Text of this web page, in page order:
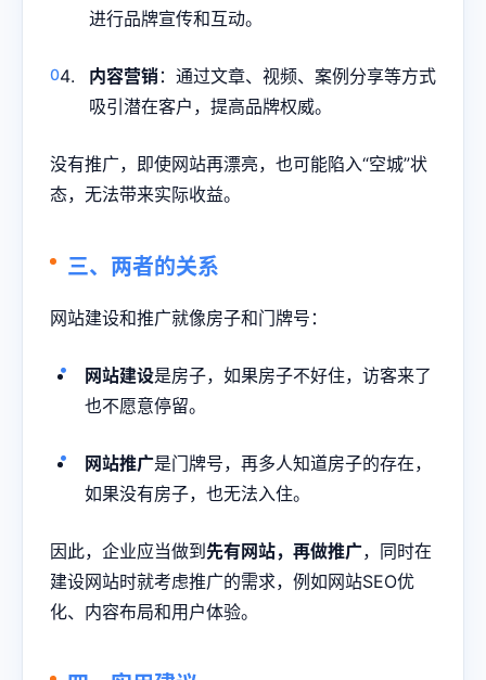
进行品牌宣传和互动。
内容营销：通过文章、视频、案例分享等方式
吸引潜在客户，提高品牌权威。
没有推广，即使网站再漂亮，也可能陷入“空城”状
态，无法带来实际收益。
三、两者的关系
网站建设和推广就像房子和门牌号：
网站建设是房子，如果房子不好住，访客来了
也不愿意停留。
网站推广是门牌号，再多人知道房子的存在，
如果没有房子，也无法入住。
因此，企业应当做到 先有网站，再做推广，同时在
建设网站时就考虑推广的需求，例如网站SEO优
化、内容布局和用户体验。